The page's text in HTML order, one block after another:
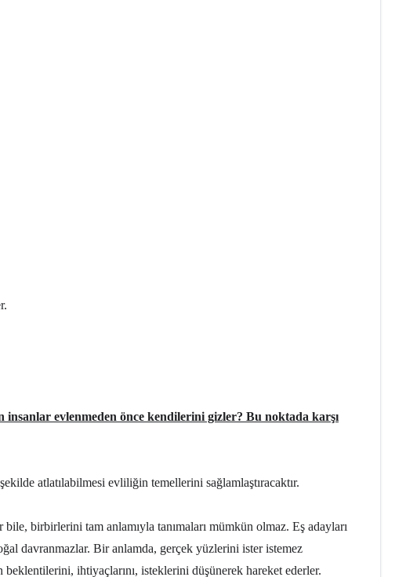
evlenmeden önce kendilerini gizler? Bu noktada karşı
atlatılabilmesi evliliğin temellerini sağlamlaştıracaktır.
birbirlerini tam anlamıyla tanımaları mümkün olmaz. Eş adayları
davranmazlar. Bir anlamda, gerçek yüzlerini ister istemez
ihtiyaçlarını, isteklerini düşünerek hareket ederler.